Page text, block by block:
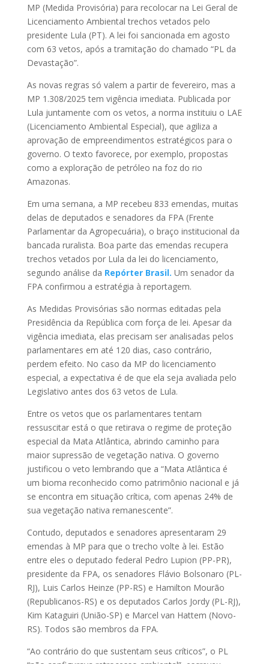
MP (Medida Provisória) para recolocar na Lei Geral de
Licenciamento Ambiental trechos vetados pelo
presidente Lula (PT). A lei foi sancionada em agosto
com 63 vetos, após a tramitação do chamado “PL da
Devastação”.
As novas regras só valem a partir de fevereiro, mas a
MP 1.308/2025 tem vigência imediata. Publicada por
Lula juntamente com os vetos, a norma instituiu o LAE
(Licenciamento Ambiental Especial), que agiliza a
aprovação de empreendimentos estratégicos para o
governo. O texto favorece, por exemplo, propostas
como a exploração de petróleo na foz do rio
Amazonas.
Em uma semana, a MP recebeu 833 emendas, muitas
delas de deputados e senadores da FPA (Frente
Parlamentar da Agropecuária), o braço institucional da
bancada ruralista. Boa parte das emendas recupera
trechos vetados por Lula da lei do licenciamento,
segundo análise da Repórter Brasil. Um senador da
FPA confirmou a estratégia à reportagem.
As Medidas Provisórias são normas editadas pela
Presidência da República com força de lei. Apesar da
vigência imediata, elas precisam ser analisadas pelos
parlamentares em até 120 dias, caso contrário,
perdem efeito. No caso da MP do licenciamento
especial, a expectativa é de que ela seja avaliada pelo
Legislativo antes dos 63 vetos de Lula.
Entre os vetos que os parlamentares tentam
ressuscitar está o que retirava o regime de proteção
especial da Mata Atlântica, abrindo caminho para
maior supressão de vegetação nativa. O governo
justificou o veto lembrando que a “Mata Atlântica é
um bioma reconhecido como patrimônio nacional e já
se encontra em situação crítica, com apenas 24% de
sua vegetação nativa remanescente”.
Contudo, deputados e senadores apresentaram 29
emendas à MP para que o trecho volte à lei. Estão
entre eles o deputado federal Pedro Lupion (PP-PR),
presidente da FPA, os senadores Flávio Bolsonaro (PL-
RJ), Luis Carlos Heinze (PP-RS) e Hamilton Mourão
(Republicanos-RS) e os deputados Carlos Jordy (PL-RJ),
Kim Kataguiri (União-SP) e Marcel van Hattem (Novo-
RS). Todos são membros da FPA.
“Ao contrário do que sustentam seus críticos”, o PL